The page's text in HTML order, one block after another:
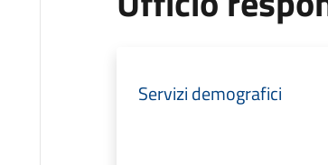
Servizi demografici